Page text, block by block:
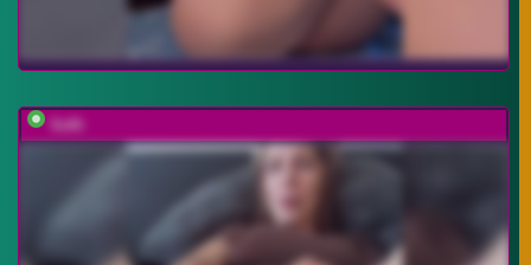
Sofii